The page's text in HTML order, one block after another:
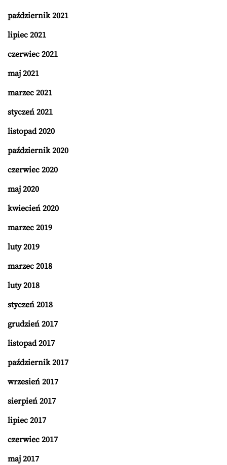
październik 2021
lipiec 2021
czerwiec 2021
maj 2021
marzec 2021
styczeń 2021
listopad 2020
październik 2020
czerwiec 2020
maj 2020
kwiecień 2020
marzec 2019
luty 2019
marzec 2018
luty 2018
styczeń 2018
grudzień 2017
listopad 2017
październik 2017
wrzesień 2017
sierpień 2017
lipiec 2017
czerwiec 2017
maj 2017